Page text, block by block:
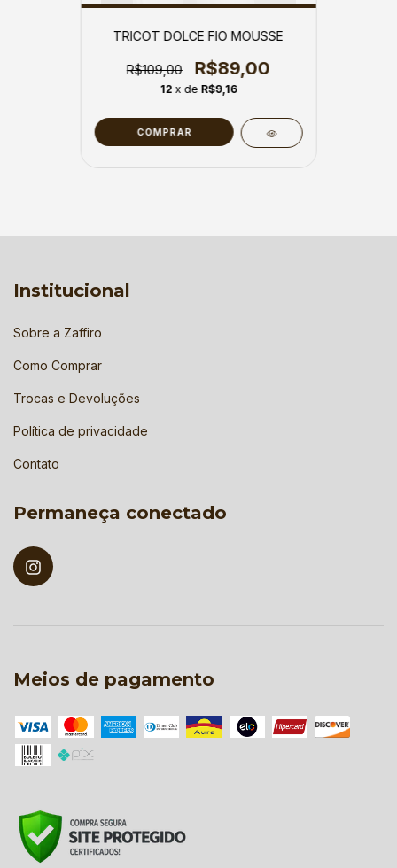
TRICOT DOLCE FIO MOUSSE
R$109,00 R$89,00
12 x de R$9,16
COMPRAR
Institucional
Sobre a Zaffiro
Como Comprar
Trocas e Devoluções
Política de privacidade
Contato
Permaneça conectado
Meios de pagamento